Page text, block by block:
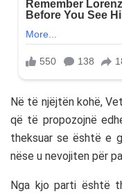
Në të njëjtën kohë,
që të propozojnë
theksuar se është e
nëse u nevojiten për
Nga kjo parti është